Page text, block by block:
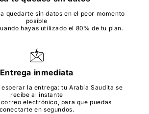
quedarte sin datos en el peor momento
posible
hayas utilizado el 80% de tu plan.
Entrega inmediata
esperar la entrega: tu Arabia Saudita se
recibe al instante
electrónico, para que puedas
conectarte en segundos.